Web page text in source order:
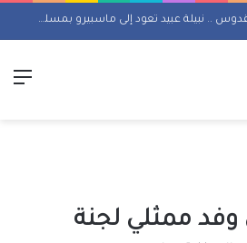
عن رواية لإحسان عبد القدوس .. نبيلة عبيد تعود إلى ماسبيرو بمسلسل إذاعي
ممثلي لجنة